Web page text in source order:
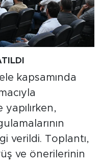
kapsamında
yapılırken,
verildi. Toplantı,
ve önerilerinin